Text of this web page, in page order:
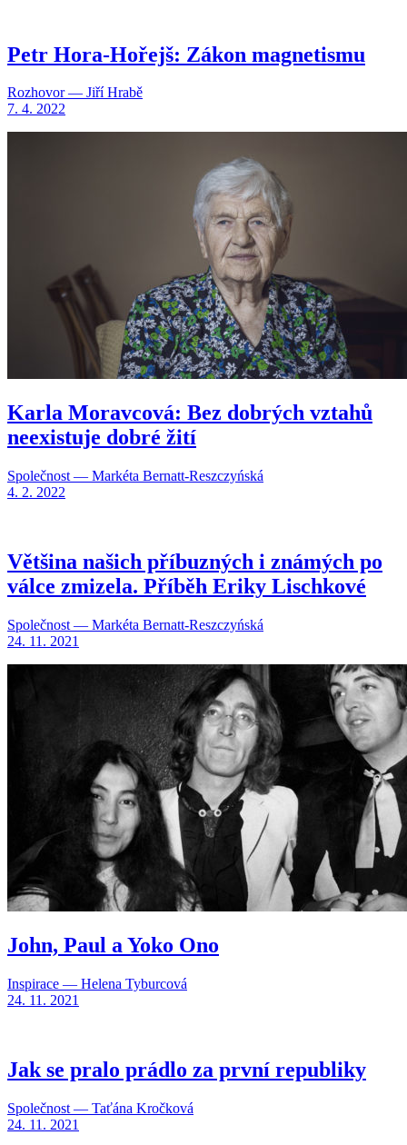
Petr Hora-Hořejš: Zákon magnetismu
Rozhovor — Jiří Hrabě
7. 4. 2022
Karla Moravcová: Bez dobrých vztahů
neexistuje dobré žití
Společnost — Markéta Bernatt-Reszczyńská
4. 2. 2022
Většina našich příbuzných i známých po
válce zmizela. Příběh Eriky Lischkové
Společnost — Markéta Bernatt-Reszczyńská
24. 11. 2021
John, Paul a Yoko Ono
Inspirace — Helena Tyburcová
24. 11. 2021
Jak se pralo prádlo za první republiky
Společnost — Taťána Kročková
24. 11. 2021